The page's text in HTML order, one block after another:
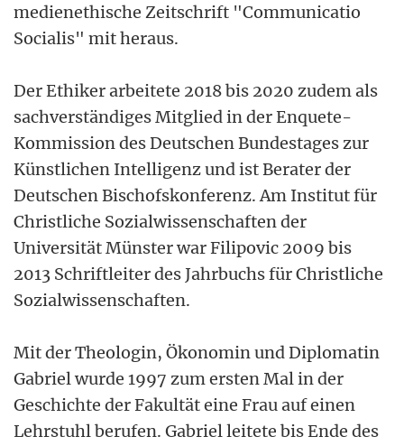
medienethische Zeitschrift "Communicatio
Socialis" mit heraus.
Der Ethiker arbeitete 2018 bis 2020 zudem als
sachverständiges Mitglied in der Enquete-
Kommission des Deutschen Bundestages zur
Künstlichen Intelligenz und ist Berater der
Deutschen Bischofskonferenz. Am Institut für
Christliche Sozialwissenschaften der
Universität Münster war Filipovic 2009 bis
2013 Schriftleiter des Jahrbuchs für Christliche
Sozialwissenschaften.
Mit der Theologin, Ökonomin und Diplomatin
Gabriel wurde 1997 zum ersten Mal in der
Geschichte der Fakultät eine Frau auf einen
Lehrstuhl berufen. Gabriel leitete bis Ende des